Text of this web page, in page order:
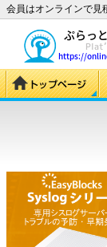
会員はオンラインで見